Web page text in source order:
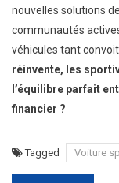
nouvelles solutions
communautés
véhicules tant
réinvente, les
l’équilibre parfait
financier ?
Tagged Voiture